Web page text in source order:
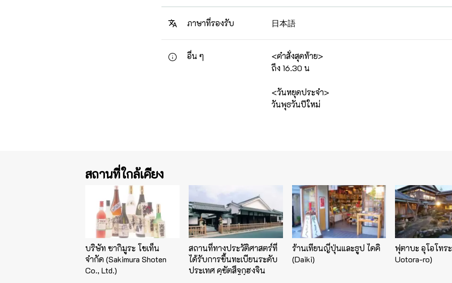
ภาษาที่รองรับ 日本語
อื่น ๆ
<คำสั่งสุดท้าย>
ถึง 16.30 น
<วันหยุดประจำ>
วันพุธวันปีใหม่
สถานที่ใกล้เคียง
บริษัท ซากิมูระ โชเท็น
จำกัด (Sakimura Shoten
Co., Ltd.)
สถานที่ทางประวัติศาสตร์ที่
ได้รับการขึ้นทะเบียนระดับ
ประเทศ คุซัตสึจูกุฮงจิน
ร้านเทียนญี่ปุ่นและธูป ไดคิ
(Daiki)
ฟุตาบะ อุโอโทร
Uotora-ro)